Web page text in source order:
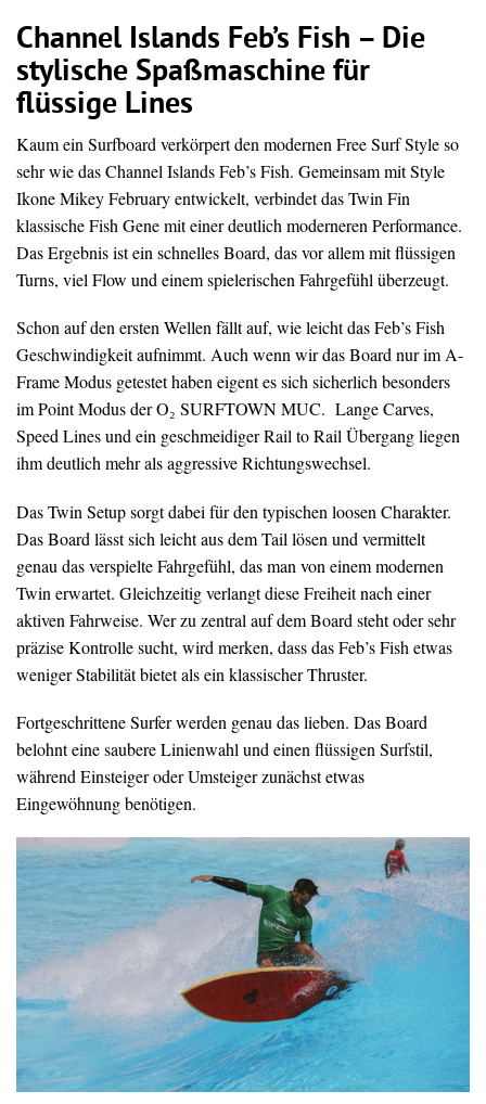
Channel Islands Feb’s Fish – Die
stylische Spaßmaschine für
flüssige Lines
Kaum ein Surfboard verkörpert den modernen Free Surf Style so
sehr wie das Channel Islands Feb’s Fish. Gemeinsam mit Style
Ikone Mikey February entwickelt, verbindet das Twin Fin
klassische Fish Gene mit einer deutlich moderneren Performance.
Das Ergebnis ist ein schnelles Board, das vor allem mit flüssigen
Turns, viel Flow und einem spielerischen Fahrgefühl überzeugt.
Schon auf den ersten Wellen fällt auf, wie leicht das Feb’s Fish
Geschwindigkeit aufnimmt. Auch wenn wir das Board nur im A-
Frame Modus getestet haben eigent es sich sicherlich besonders
im Point Modus der O₂ SURFTOWN MUC. Lange Carves,
Speed Lines und ein geschmeidiger Rail to Rail Übergang liegen
ihm deutlich mehr als aggressive Richtungswechsel.
Das Twin Setup sorgt dabei für den typischen loosen Charakter.
Das Board lässt sich leicht aus dem Tail lösen und vermittelt
genau das verspielte Fahrgefühl, das man von einem modernen
Twin erwartet. Gleichzeitig verlangt diese Freiheit nach einer
aktiven Fahrweise. Wer zu zentral auf dem Board steht oder sehr
präzise Kontrolle sucht, wird merken, dass das Feb’s Fish etwas
weniger Stabilität bietet als ein klassischer Thruster.
Fortgeschrittene Surfer werden genau das lieben. Das Board
belohnt eine saubere Linienwahl und einen flüssigen Surfstil,
während Einsteiger oder Umsteiger zunächst etwas
Eingewöhnung benötigen.